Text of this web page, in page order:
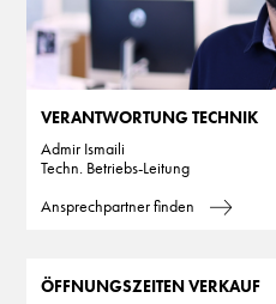
VERANTWORTUNG TECHNIK
Admir Ismaili
Techn. Betriebs-Leitung
Ansprechpartner finden
ÖFFNUNGSZEITEN VERKAUF